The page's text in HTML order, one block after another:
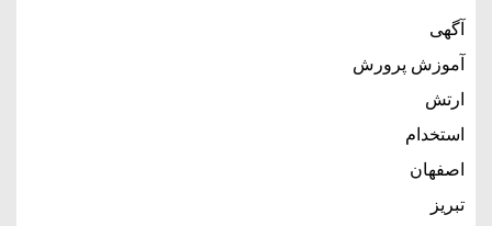
آگهی
آموزش پرورش
ارتش
استخدام
اصفهان
تبریز